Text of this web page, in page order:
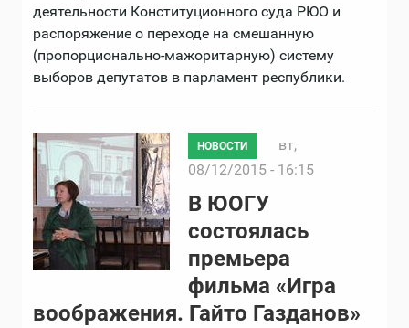
деятельности Конституционного суда РЮО и
распоряжение о переходе на смешанную
(пропорционально-мажоритарную) систему
выборов депутатов в парламент республики.
НОВОСТИ
вт,
08/12/2015 - 16:15
В ЮОГУ
состоялась
премьера
фильма «Игра
воображения. Гайто Газданов»